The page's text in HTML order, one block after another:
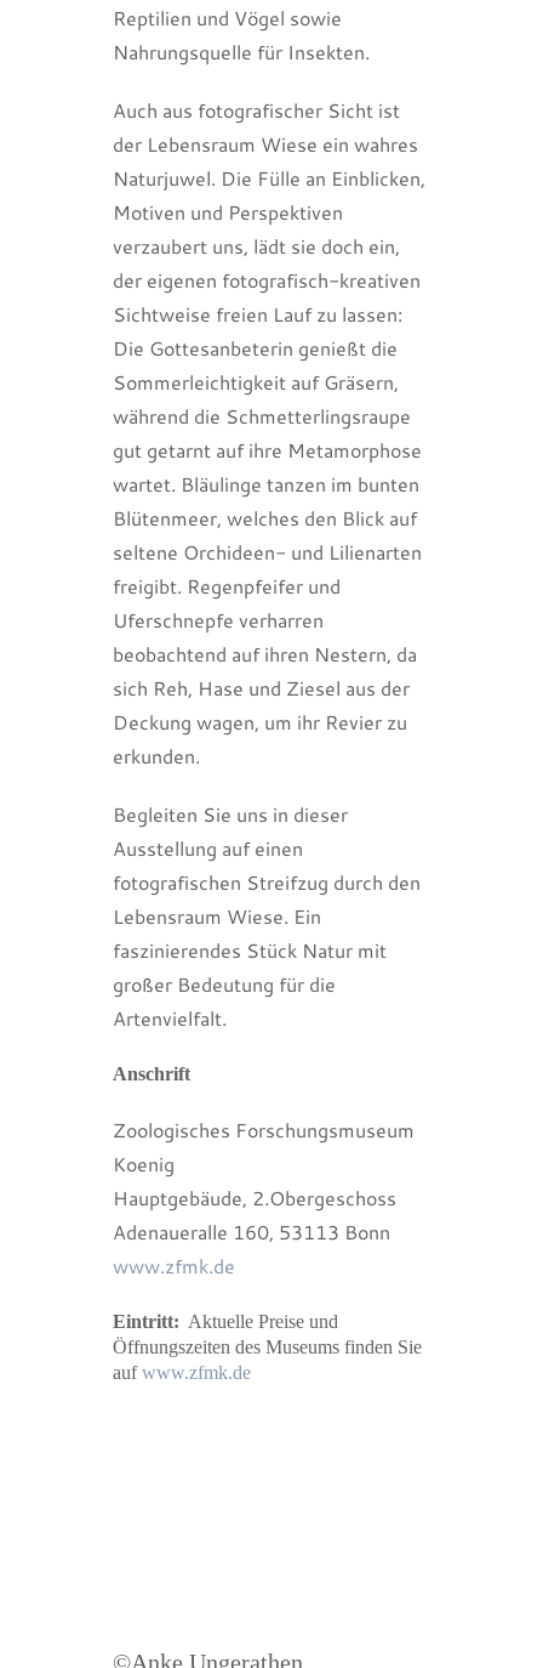
Reptilien und Vögel sowie
Nahrungsquelle für Insekten.
Auch aus fotografischer Sicht ist
der Lebensraum Wiese ein wahres
Naturjuwel. Die Fülle an Einblicken,
Motiven und Perspektiven
verzaubert uns, lädt sie doch ein,
der eigenen fotografisch-kreativen
Sichtweise freien Lauf zu lassen:
Die Gottesanbeterin genießt die
Sommerleichtigkeit auf Gräsern,
während die Schmetterlingsraupe
gut getarnt auf ihre Metamorphose
wartet. Bläulinge tanzen im bunten
Blütenmeer, welches den Blick auf
seltene Orchideen- und Lilienarten
freigibt. Regenpfeifer und
Uferschnepfe verharren
beobachtend auf ihren Nestern, da
sich Reh, Hase und Ziesel aus der
Deckung wagen, um ihr Revier zu
erkunden.
Begleiten Sie uns in dieser
Ausstellung auf einen
fotografischen Streifzug durch den
Lebensraum Wiese. Ein
faszinierendes Stück Natur mit
großer Bedeutung für die
Artenvielfalt.
Anschrift
Zoologisches Forschungsmuseum
Koenig
Hauptgebäude, 2.Obergeschoss
Adenaueralle 160, 53113 Bonn
www.zfmk.de
Eintritt: Aktuelle Preise und
Öffnungszeiten des Museums finden Sie
aufwww.zfmk.de
©Anke Ungerathen